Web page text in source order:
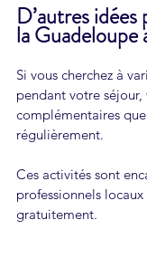
D’autres
la
Si vous cherchez à
pendant votre
complémentaires
régulièrement.
Ces activités sont
professionnels
gratuitement.